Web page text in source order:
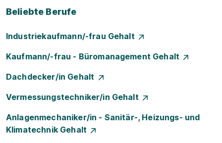
Beliebte Berufe
Industriekaufmann/-frau Gehalt
Kaufmann/-frau - Büromanagement Gehalt
Dachdecker/in Gehalt
Vermessungstechniker/in Gehalt
Anlagenmechaniker/in - Sanitär-, Heizungs- und
Klimatechnik Gehalt